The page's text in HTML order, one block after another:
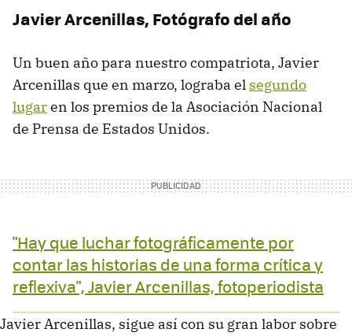
Javier Arcenillas, Fotógrafo del año
Un buen año para nuestro compatriota, Javier
Arcenillas que en marzo, lograba el segundo
lugaren los premios de la Asociación Nacional
de Prensa de Estados Unidos.
"Hay que luchar fotográficamente por
contar las historias de una forma crítica y
reflexiva", Javier Arcenillas, fotoperiodista
Javier Arcenillas, sigue así con su gran labor sobre